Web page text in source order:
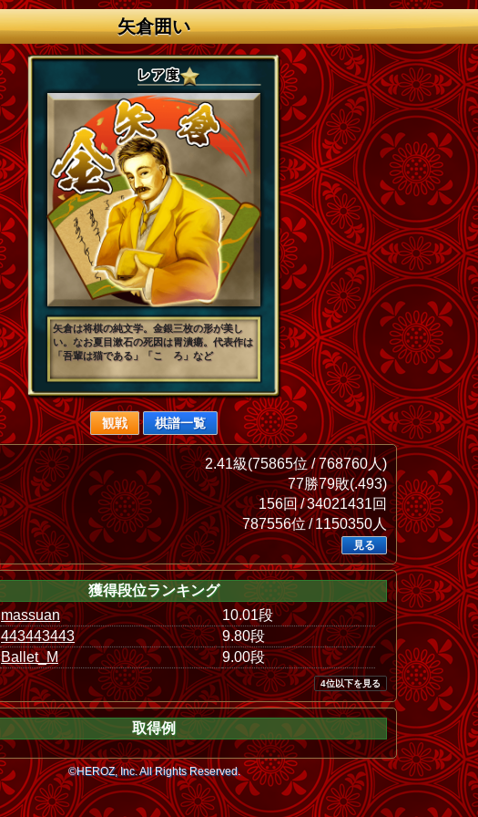
矢倉囲い
矢倉は将棋の純文学。金銀三枚の形が美し
い。なお夏目漱石の死因は胃潰瘍。代表作は
「吾輩は猫である」「こゝろ」など
観戦 棋譜一覧
2.41級(75865位 / 768760人)
77勝79敗(.493)
156回 / 34021431回
787556位 / 1150350人
見る
獲得段位ランキング
massuan
10.01段
443443443
9.80段
Ballet_M 9.00段
4位以下を見る
取得例
©HEROZ, Inc. All Rights Reserved.